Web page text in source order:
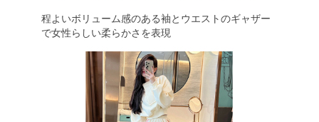
程よいボリューム感のある袖とウエストのギャザー
で女性らしい柔らかさを表現